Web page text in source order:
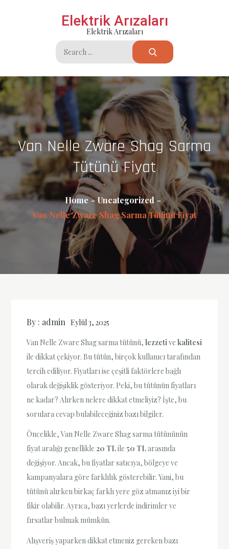
Elektrik Arızaları
Elektrik Arızaları
Search
for:
Van Nelle Zware Shag Sarma
Tütünü Fiyat
Home
Uncategorized
Van Nelle Zware Shag Sarma Tütünü Fiyat
By : admin Eylül 3, 2025
Van Nelle Zware Shag sarma tütünü,lezzetivekalitesi
ile dikkat çekiyor. Bu tütün, birçok kullanıcı tarafından
tercih ediliyor. Fiyatları ise çeşitli faktörlere bağlı
olarak değişiklik gösteriyor. Peki, bu tütünün fiyatları
ne kadar? Alırken nelere dikkat etmeliyiz? İşte, bu
sorulara cevap bulabileceğiniz bazı bilgiler.
Öncelikle, Van Nelle Zware Shag sarma tütününün
fiyat aralığı genellikle20 TLile 50 TLarasında
değişiyor. Ancak, bu fiyatlar satıcıya, bölgeye ve
kampanyalara göre farklılık gösterebilir. Yani, bu
tütünü alırken birkaç farklı yere göz atmanız iyi bir
fikir olabilir. Ayrıca, bazı yerlerde indirimler ve
fırsatlar bulmak mümkün.
Alışveriş yaparken dikkat etmeniz gereken bazı